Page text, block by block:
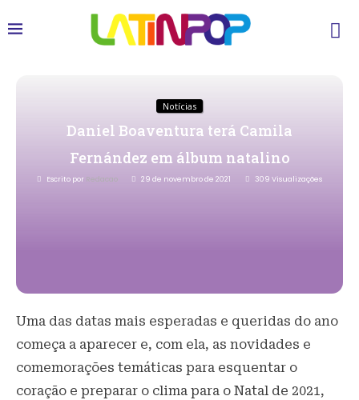
Notícias
Daniel Boaventura terá Camila
Fernández em álbum natalino
Escrito por Redacao 29 de novembro de 2021 309 Visualizações
Uma das datas mais esperadas e queridas do ano
começa a aparecer e, com ela, as novidades e
comemorações temáticas para esquentar o
coração e preparar o clima para o Natal de 2021,